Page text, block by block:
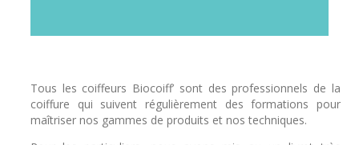
Tous les coiffeurs Biocoiff’ sont des professionnels de la
coiffure qui suivent régulièrement des formations pour
maîtriser nos gammes de produits et nos techniques.